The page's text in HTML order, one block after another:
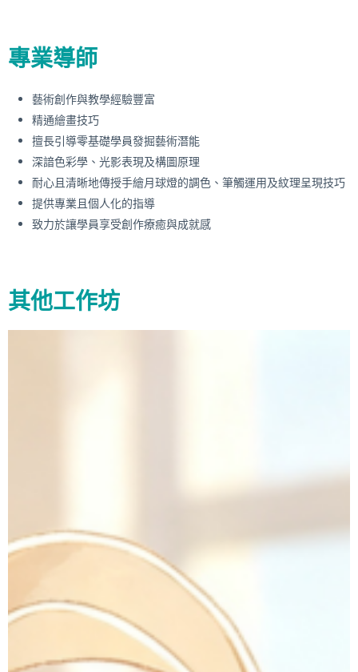
專業導師
藝術創作與教學經驗豐富
精通繪畫技巧
擅長引導零基礎學員發掘藝術潛能
深諳色彩學、光影表現及構圖原理
耐心且清晰地傳授手繪月球燈的調色、筆觸運用及紋理呈現技巧
提供專業且個人化的指導
致力於讓學員享受創作療癒與成就感
其他工作坊